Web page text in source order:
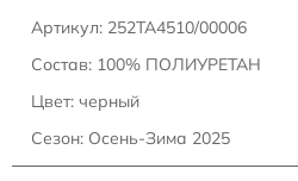
Артикул: 252TA4510/00006
Состав: 100% ПОЛИУРЕТАН
Цвет: черный
Сезон: Осень-Зима 2025